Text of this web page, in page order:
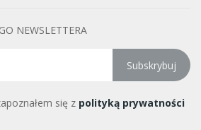
NEWSLETTERA
Subskrybuj
się z polityką prywatności